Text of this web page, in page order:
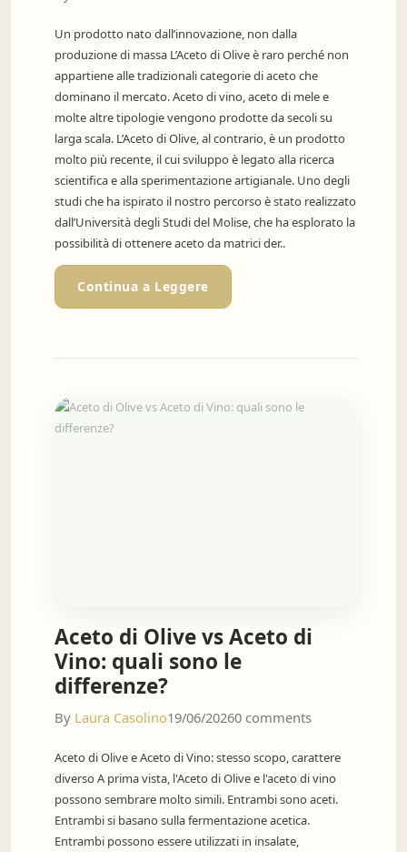
Un prodotto nato dall’innovazione, non dalla
produzione di massa L’Aceto di Olive è raro perché non
appartiene alle tradizionali categorie di aceto che
dominano il mercato. Aceto di vino, aceto di mele e
molte altre tipologie vengono prodotte da secoli su
larga scala. L’Aceto di Olive, al contrario, è un prodotto
molto più recente, il cui sviluppo è legato alla ricerca
scientifica e alla sperimentazione artigianale. Uno degli
studi che ha ispirato il nostro percorso è stato realizzato
dall’Università degli Studi del Molise, che ha esplorato la
possibilità di ottenere aceto da matrici der..
Continua a Leggere
Aceto di Olive vs Aceto di
Vino: quali sono le
differenze?
By Laura Casolino19/06/20260 comments
Aceto di Olive e Aceto di Vino: stesso scopo, carattere
diverso A prima vista, l'Aceto di Olive e l'aceto di vino
possono sembrare molto simili. Entrambi sono aceti.
Entrambi si basano sulla fermentazione acetica.
Entrambi possono essere utilizzati in insalate,